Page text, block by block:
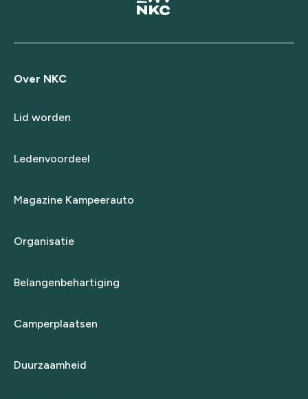
Over NKC
Lid worden
Ledenvoordeel
Magazine Kampeerauto
Organisatie
Belangenbehartiging
Camperplaatsen
Duurzaamheid